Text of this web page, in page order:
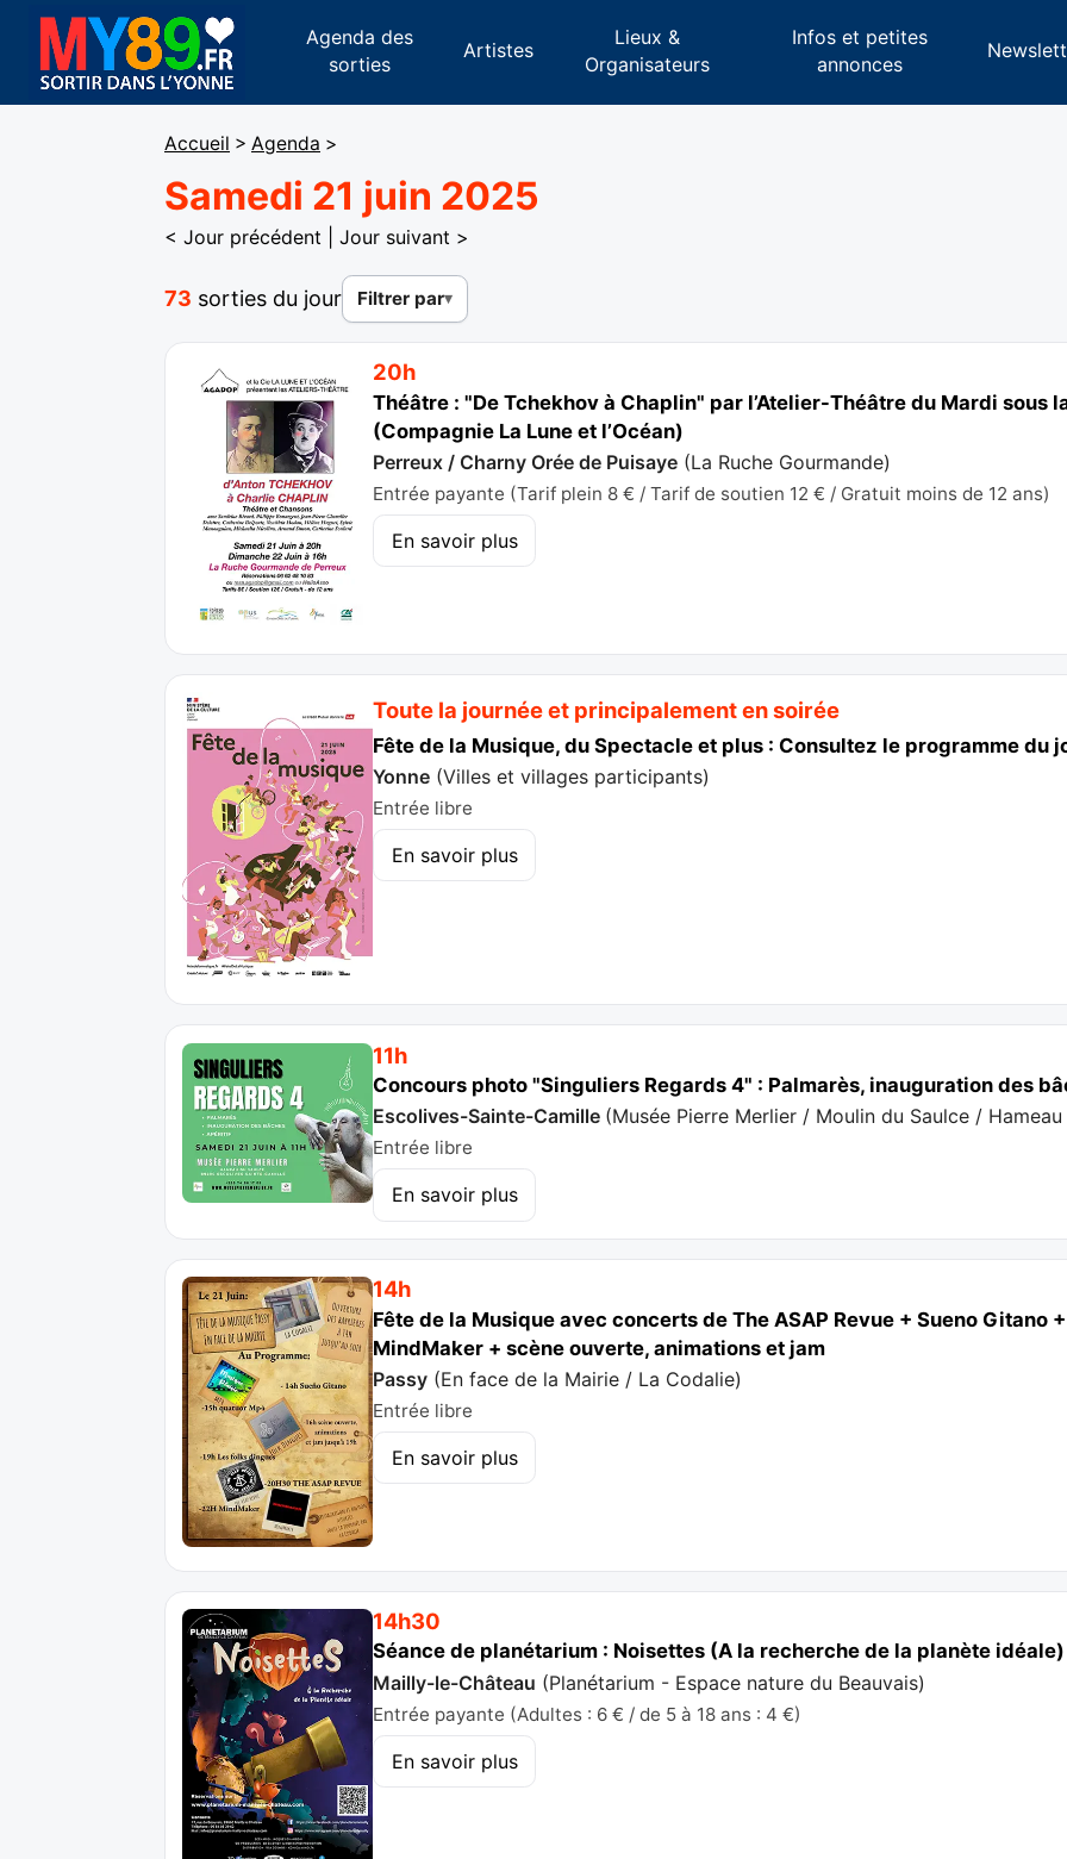
Agenda des
sorties
Artistes
Lieux &
Organisateurs
Infos et petites
annonces
Accueil > Agenda >
Samedi 21 juin 2025
< Jour précédent Jour suivant >
73 sorties du jour Filtrer par
20h
Théâtre : "De Tchekhov à Chaplin" par l’Atelier-Théâtre du Mardi sous
(Compagnie La Lune et l’Océan)
Perreux / Charny Orée de Puisaye (La Ruche Gourmande)
Entrée payante (Tarif plein 8 € / Tarif de soutien 12 € / Gratuit moins de 12 ans)
En savoir plus
Toute la journée et principalement en soirée
Fête de la Musique, du Spectacle et plus : Consultez le programme du
Yonne (Villes et villages participants)
Entrée libre
En savoir plus
11h
Concours photo "Singuliers Regards 4" : Palmarès, inauguration des
Escolives-Sainte-Camille (Musée Pierre Merlier / Moulin du Saulce /
Entrée libre
En savoir plus
14h
Fête de la Musique avec concerts de The ASAP Revue + Sueno Gitano
MindMaker + scène ouverte, animations et jam
Passy (En face de la Mairie / La Codalie)
Entrée libre
En savoir plus
14h30
Séance de planétarium : Noisettes (A la recherche de la planète idéale)
Mailly-le-Château (Planétarium - Espace nature du Beauvais)
Entrée payante (Adultes : 6 € / de 5 à 18 ans : 4 €)
En savoir plus